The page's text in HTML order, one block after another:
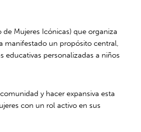
Mujeres Icónicas) que organiza
manifestado un propósito central,
educativas personalizadas a niños
y hacer expansiva esta
con un rol activo en sus